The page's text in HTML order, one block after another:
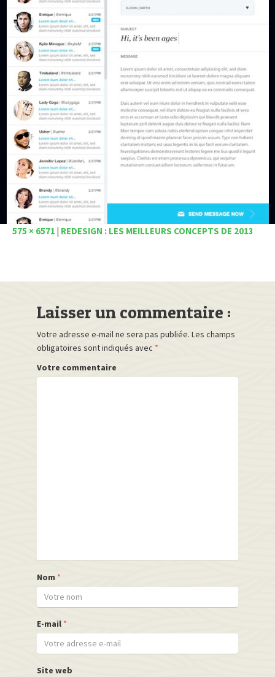
575 × 6571 | REDESIGN : LES MEILLEURS CONCEPTS DE 2013
Laisser un commentaire :
Votre adresse e-mail ne sera pas publiée. Les champs
obligatoires sont indiqués avec *
Votre commentaire
Nom *
E-mail *
Site web